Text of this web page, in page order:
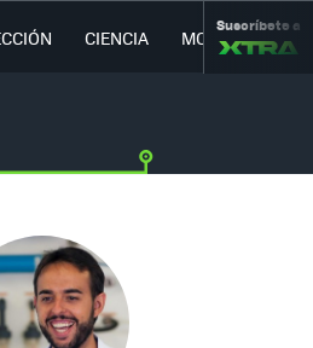
CIENCIA MOVILIDAD
Suscríbete a